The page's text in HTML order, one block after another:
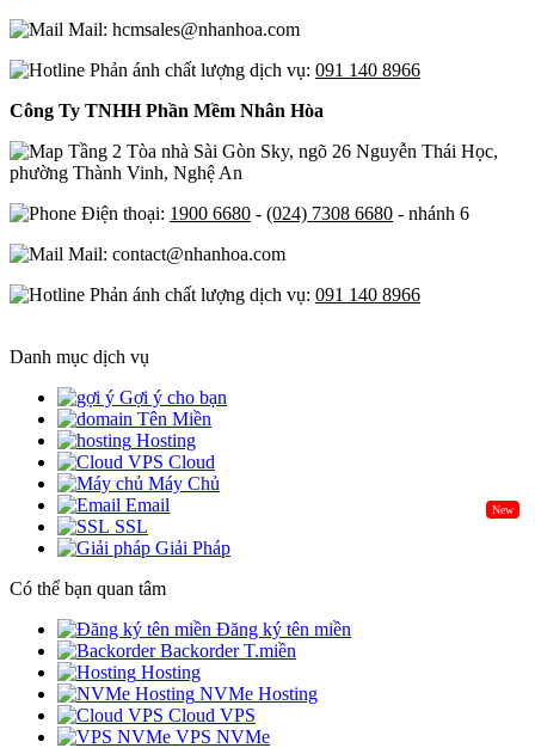
Mail: hcmsales@nhanhoa.com
Phản ánh chất lượng dịch vụ: 091 140 8966
Công Ty TNHH Phần Mềm Nhân Hòa
Tầng 2 Tòa nhà Sài Gòn Sky, ngõ 26 Nguyễn Thái Học,
phường Thành Vinh, Nghệ An
Điện thoại: 1900 6680 - (024) 7308 6680 - nhánh 6
Mail: contact@nhanhoa.com
Phản ánh chất lượng dịch vụ: 091 140 8966
Danh mục dịch vụ
Gợi ý cho bạn
Tên Miền
Hosting
Cloud
Máy Chủ
New
Email
SSL
Giải Pháp
Có thể bạn quan tâm
Đăng ký tên miền
Backorder T.miền
Hosting
NVMe Hosting
Cloud VPS
VPS NVMe